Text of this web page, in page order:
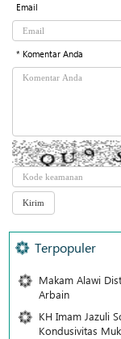
Email
* Komentar Anda
Terpopuler
Makam Alawi
Arbain
KH Imam Jazuli
Kondusivitas